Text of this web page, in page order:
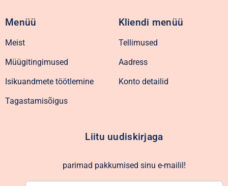
Menüü
Meist
Müügitingimused
Isikuandmete töötlemine
Tagastamisõigus
Kliendi menüü
Tellimused
Aadress
Konto detailid
Liitu uudiskirjaga
parimad pakkumised sinu e-mailil!